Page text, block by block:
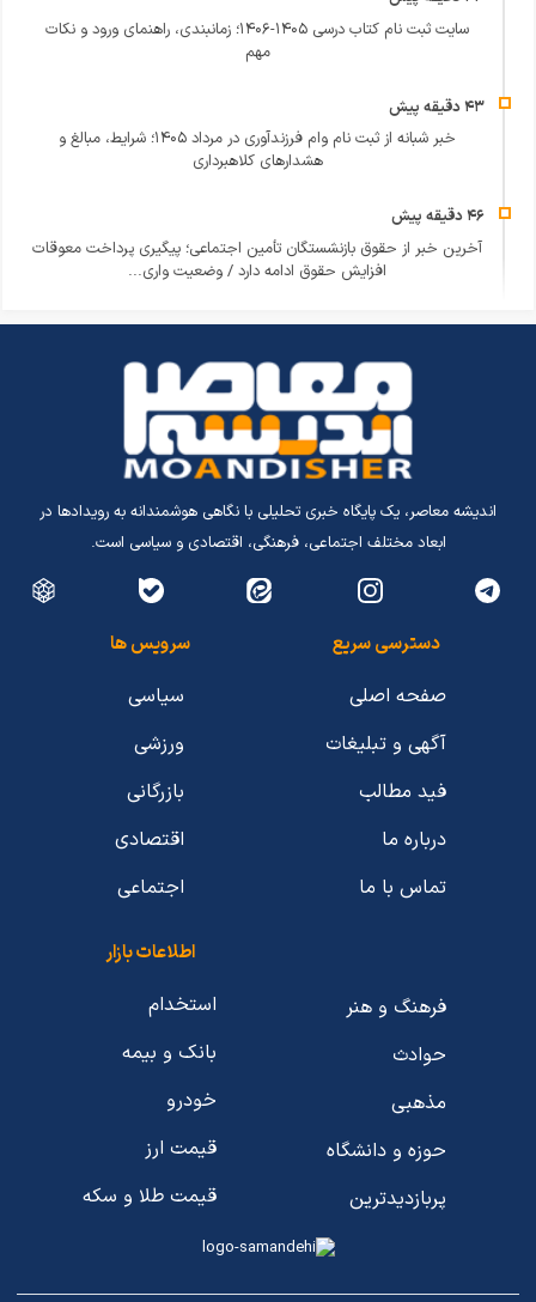
سایت ثبت نام کتاب درسی ۱۴۰۵-۱۴۰۶؛ زمانبندی، راهنمای ورود و نکات
مهم
خبر شبانه از ثبت نام وام فرزندآوری در مرداد ۱۴۰۵؛ شرایط، مبالغ و
هشدارهای کلاهبرداری
آخرین خبر از حقوق بازنشستگان تأمین اجتماعی؛ پیگیری پرداخت معوقات
افزایش حقوق ادامه دارد / وضعیت واری...
اندیشه معاصر، یک پایگاه خبری تحلیلی با نگاهی هوشمندانه به رویدادها در
ابعاد مختلف اجتماعی، فرهنگی، اقتصادی و سیاسی است.
دسترسی سریع
صفحه اصلی
آگهی و تبلیغات
فید مطالب
درباره ما
تماس با ما
سرویس ها
سیاسی
ورزشی
بازرگانی
اقتصادی
اجتماعی
فرهنگ و هنر
حوادث
مذهبی
حوزه و دانشگاه
پربازدیدترین
اطلاعات بازار
استخدام
بانک و بیمه
خودرو
قیمت ارز
قیمت طلا و سکه